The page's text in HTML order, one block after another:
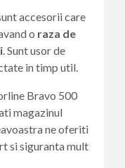
accesorii care
o raza de
. Sunt usor de
in timp util.
Bravo 500
magazinul
ne oferiti
si siguranta mult